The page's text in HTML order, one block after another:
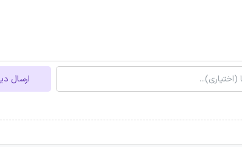
ارسال